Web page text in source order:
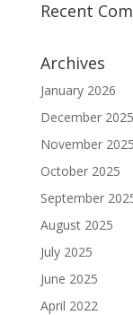
Recent
Archives
January 2026
December 2025
November 2025
October 2025
September
August 2025
July 2025
June 2025
April 2022